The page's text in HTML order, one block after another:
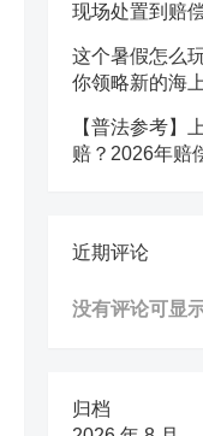
现场处置到赔
这个暑假怎么
你领略新的海
【普法参考】
赔？2026年赔
近期评论
没有评论可显示
归档